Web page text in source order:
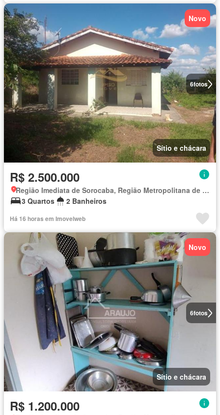
6fotos
Novo
Sítio e chácara
R$ 2.500.000
Região Imediata de Sorocaba, Região Metropolitana de Sorocaba
3 Quartos
2 Banheiros
Há 16 horas em Imovelweb
6fotos
Novo
Sítio e chácara
R$ 1.200.000